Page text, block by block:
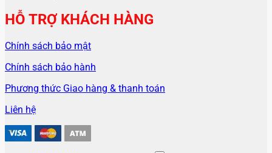
HỖ TRỢ KHÁCH HÀNG
Chính sách bảo mật
Chính sách bảo hành
Phương thức Giao hàng & thanh toán
Liên hệ